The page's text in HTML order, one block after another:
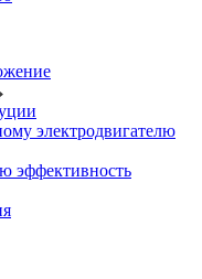
электродвигателю
эффективность